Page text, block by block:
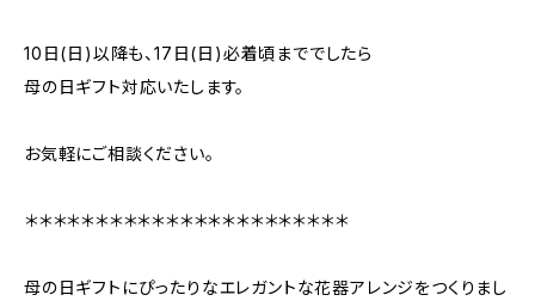
10日(日)以降も、17日(日)必着頃まででしたら
母の日ギフト対応いたします。
お気軽にご相談ください。
＊＊＊＊＊＊＊＊＊＊＊＊＊＊＊＊＊＊＊＊＊＊＊
母の日ギフトにぴったりなエレガントな花器アレンジをつくりまし